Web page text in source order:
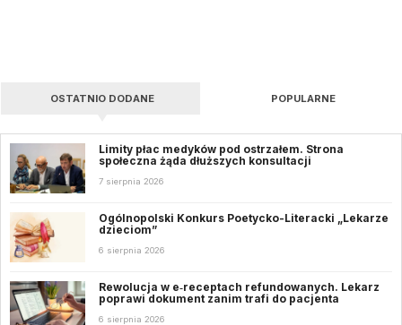
OSTATNIO DODANE POPULARNE
Limity płac medyków pod ostrzałem. Strona
społeczna żąda dłuższych konsultacji
7 sierpnia 2026
Ogólnopolski Konkurs Poetycko-Literacki „Lekarze
dzieciom”
6 sierpnia 2026
Rewolucja w e‑receptach refundowanych. Lekarz
poprawi dokument zanim trafi do pacjenta
6 sierpnia 2026